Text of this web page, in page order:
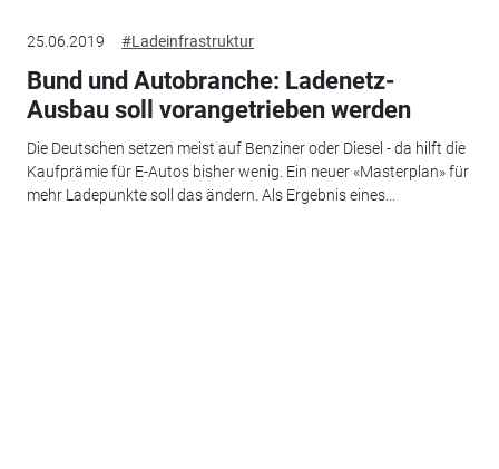
25.06.2019 #Ladeinfrastruktur
Bund und Autobranche: Ladenetz-
Ausbau soll vorangetrieben werden
Die Deutschen setzen meist auf Benziner oder Diesel - da hilft die
Kaufprämie für E-Autos bisher wenig. Ein neuer «Masterplan» für
mehr Ladepunkte soll das ändern. Als Ergebnis eines...